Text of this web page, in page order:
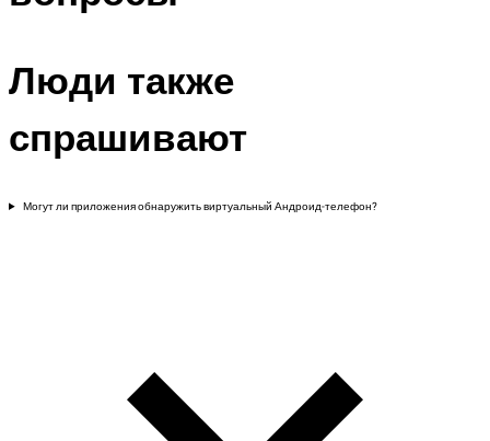
Люди также
спрашивают
Могут ли приложения обнаружить виртуальный Андроид-телефон?